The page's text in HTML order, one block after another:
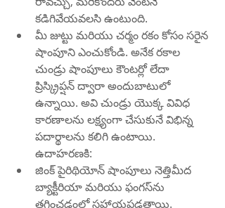
కడిగివేయవలసి ఉంటుంది.
మీ జుట్టు మరియు చర్మం రకం కోసం సరైన
షాంపూని ఎంచుకోండి. అనేక రకాల
చుండ్రు షాంపూలు కౌంటర్లో లేదా
ప్రిస్క్రిప్షన్ ద్వారా అందుబాటులో
ఉన్నాయి. అవి చుండ్రు యొక్క వివిధ
కారణాలను లక్ష్యంగా చేసుకునే విభిన్న
పదార్థాలను కలిగి ఉంటాయి.
ఉదాహరణకి:
జింక్ పైరిథియోన్ షాంపూలు నెత్తిమీద
బ్యాక్టీరియా మరియు ఫంగస్‌ను
తగ్గించడంలో సహాయపడతాయి.